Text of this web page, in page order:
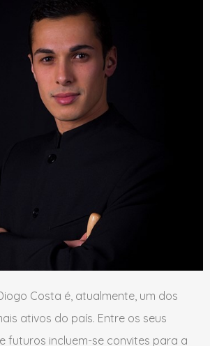
Costa é, atualmente, um dos
ativos do país. Entre os seus
futuros incluem-se convites para a